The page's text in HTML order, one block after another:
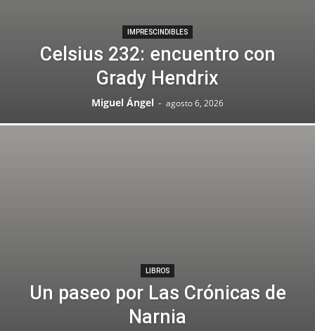
IMPRESCINDIBLES
Celsius 232: encuentro con
Grady Hendrix
Miguel Ángel - agosto 6, 2026
LIBROS
Un paseo por Las Crónicas de
Narnia